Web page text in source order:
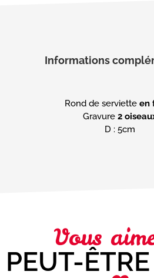
Informations
Rond de serviette en
Gravure 2
D : 5cm
Vous
PEUT-ÊTRE